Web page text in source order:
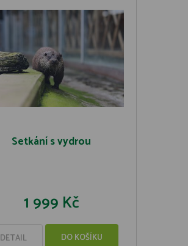
Setkání s vydrou
1 999 Kč
DETAIL DO KOŠÍKU